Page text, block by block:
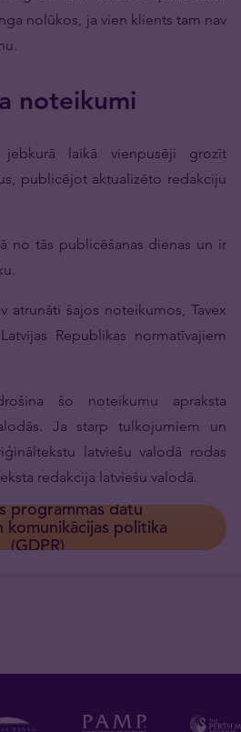
nolūkos, ja vien klients tam nav
noteikumi
laikā vienpusēji grozīt
publicējot aktualizēto redakciju
no tās publicēšanas dienas un ir
atrunāti šajos noteikumos, Tavex
Republikas normatīvajiem
šo noteikumu apraksta
Ja starp tulkojumiem un
latviešu valodā rodas
redakcija latviešu valodā.
programmas datu
komunikācijas politika
(GDPR)